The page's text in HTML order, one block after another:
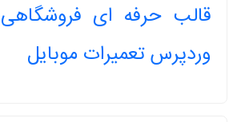
قالب حرفه ای
وردپرس تعمیرات موبایل